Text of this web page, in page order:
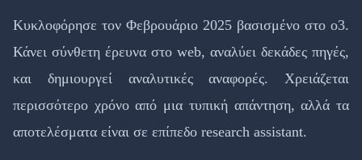
Κυκλοφόρησε τον Φεβρουάριο 2025 βασισμένο στο o3.
Κάνει σύνθετη έρευνα στο web, αναλύει δεκάδες πηγές,
και δημιουργεί αναλυτικές αναφορές. Χρειάζεται
περισσότερο χρόνο από μια τυπική απάντηση, αλλά τα
αποτελέσματα είναι σε επίπεδο research assistant.